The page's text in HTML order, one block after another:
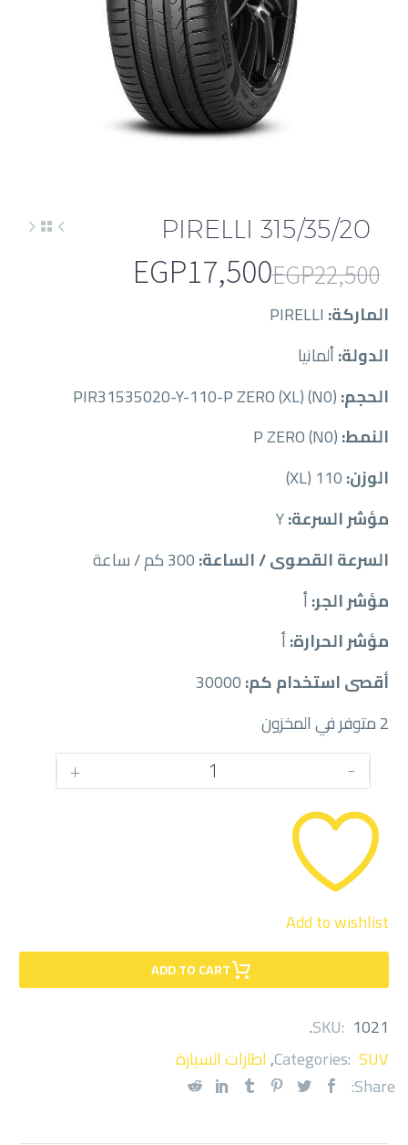
PIRELLI 315/35/20
EGP22,500
السعر
الأصلي
هو:
EGP22,500.
EGP17,500
السعر
الحالي
هو:
EGP17,500.
الماركة:
الدولة:ألمانيا
الحجم:
النمط:
الوزن:
مؤشر السرعة:
السرعة القصوى / الساعة:
مؤشر الجر:أ
مؤشر الحرارة:أ
أقصى استخدام كم:
2 متوفر في المخزون
-
كمية
PIRELLI
315/35/20
+
ADD TO CART
Add to wishlist
SKU: 1021
.
Categories: SUV
,اطارات السيارة
Share: